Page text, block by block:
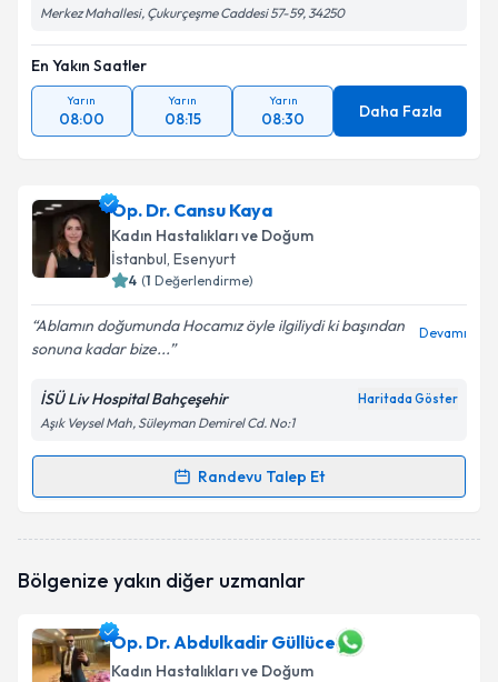
Merkez Mahallesi, Çukurçeşme Caddesi 57-59, 34250
En Yakın Saatler
Yarın
08:00
Yarın
08:15
Yarın
08:30 Daha Fazla
Op. Dr. Cansu Kaya
Kadın Hastalıkları ve Doğum
İstanbul, Esenyurt
4 (1 Değerlendirme)
Ablamın doğumunda Hocamız öyle ilgiliydi ki başından
sonuna kadar bize...
Devamı
İSÜ Liv Hospital Bahçeşehir Haritada Göster
Aşık Veysel Mah, Süleyman Demirel Cd. No:1
Randevu Talep Et
Randevu Takvimi Talebi
oluşturun. Size bu uzmandan randevu almanız için bir
E-posta Adresiniz
Bölgenize yakın diğer uzmanlar
Op. Dr. Abdulkadir Güllüce
Kadın Hastalıkları ve Doğum